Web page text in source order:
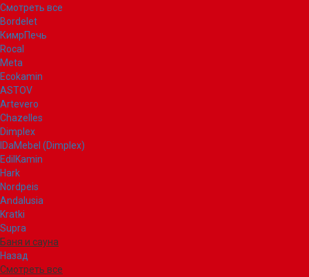
Смотреть все
Bordelet
КимрПечь
Rocal
Meta
Ecokamin
ASTOV
Artevero
Chazelles
Dimplex
IDaMebel (Dimplex)
EdilKamin
Hark
Nordpeis
Andalusia
Kratki
Supra
Баня и сауна
Назад
Смотреть все